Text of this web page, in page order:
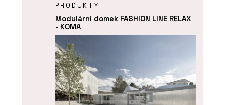
PRODUKTY
Modulární domek FASHION LINE RELAX
- KOMA